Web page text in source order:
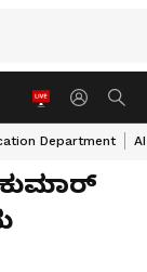
Department
ಕುಮಾರ್